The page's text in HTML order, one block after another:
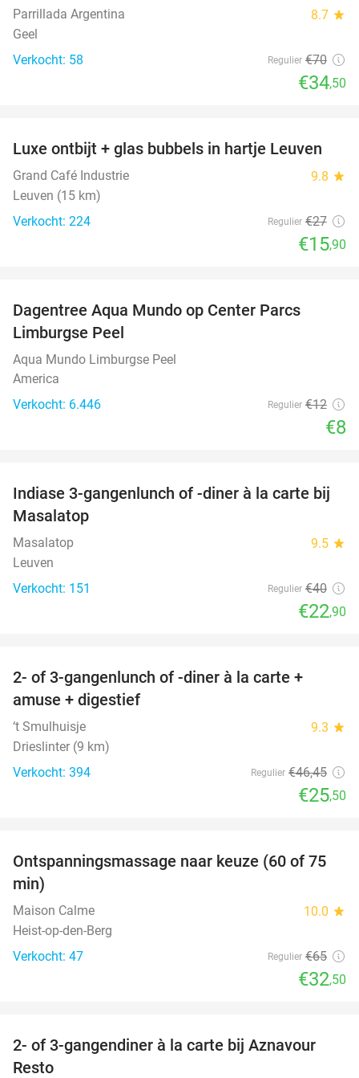
Parrillada Argentina 8.7 star
Geel
Verkocht: 58
Regulier €70
€34,50
41%
Luxe ontbijt + glas bubbels in hartje Leuven
Grand Café Industrie 9.8 star
Leuven (15 km)
Verkocht: 224
Regulier €27
€15,90
Dagentree Aqua Mundo op Center Parcs
Limburgse Peel
Aqua Mundo Limburgse Peel
America
Verkocht: 6.446
Regulier €12
€8
43%
Indiase 3-gangenlunch of -diner à la carte bij
Masalatop
Masalatop 9.5 star
Leuven
Verkocht: 151
Regulier €40
€22,90
2- of 3-gangenlunch of -diner à la carte +
amuse + digestief
‘t Smulhuisje 9.3 star
Drieslinter (9 km)
Verkocht: 394
Regulier €46,45
€25,50
50%
Ontspanningsmassage naar keuze (60 of 75
min)
Maison Calme 10.0 star
Heist-op-den-Berg
Verkocht: 47
Regulier €65
€32,50
31%
2- of 3-gangendiner à la carte bij Aznavour
Resto